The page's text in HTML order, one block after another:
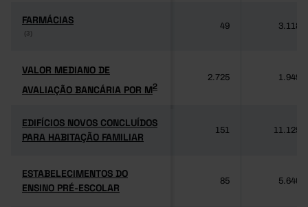
FARMÁCIAS
(3)
FARMÁCIAS
(3)
49 3.118
VALOR MEDIANO DE
AVALIAÇÃO BANCÁRIA POR M2
VALOR MEDIANO DE
AVALIAÇÃO BANCÁRIA POR M2
2.725 1.949
EDIFÍCIOS NOVOS CONCLUÍDOS
PARA HABITAÇÃO FAMILIAR
EDIFÍCIOS NOVOS CONCLUÍDOS
PARA HABITAÇÃO FAMILIAR
151 11.125
ESTABELECIMENTOS DO
ENSINO PRÉ-ESCOLAR
ESTABELECIMENTOS DO
ENSINO PRÉ-ESCOLAR
85 5.640